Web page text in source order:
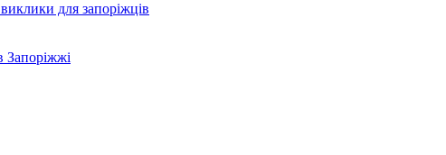
для запоріжців
Запоріжжі